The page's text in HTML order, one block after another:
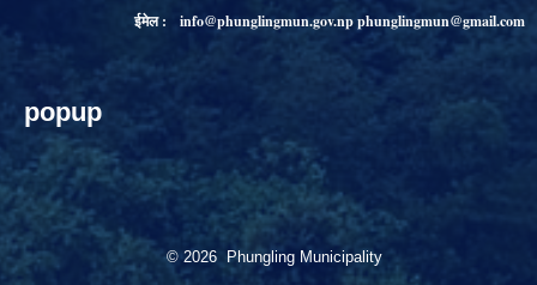
ईमेल :
info@phunglingmun.gov.npphunglingmun@gmail.com
popup
© 2026 Phungling Municipality